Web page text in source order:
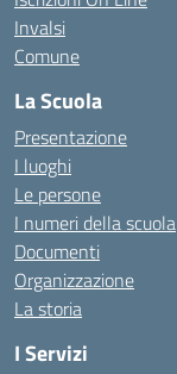
Invalsi
Comune
La Scuola
Presentazione
I luoghi
Le persone
I numeri della scuola
Documenti
Organizzazione
La storia
I Servizi